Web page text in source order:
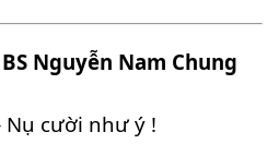
Nguyễn Nam Chung
Nụ cười như ý !